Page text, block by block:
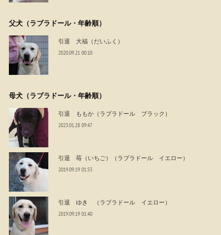
父犬（ラブラドール・年齢順）
引退 大福（だいふく）
2020.09.21 00:10
母犬（ラブラドール・年齢順）
引退 ももか（ラブラドール ブラック）
2023.01.28 09:47
引退 苺（いちご）（ラブラドール イエロー）
2019.09.19 01:53
引退 ゆき （ラブラドール イエロー）
2019.09.19 01:40